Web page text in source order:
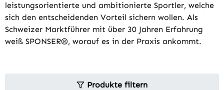
leistungsorientierte und ambitionierte Sportler, welche
sich den entscheidenden Vorteil sichern wollen. Als
Schweizer Marktführer mit über 30 Jahren Erfahrung
weiß SPONSER®, worauf es in der Praxis ankommt.
Produkte filtern